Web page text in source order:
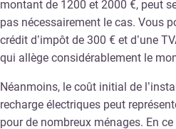
montant de 1200 et 2000 €, peut
pas nécessairement le cas. Vous
crédit d’impôt de 300 € et d’une
qui allège considérablement le
Néanmoins, le coût initial de
recharge électriques peut
pour de nombreux ménages. En ce